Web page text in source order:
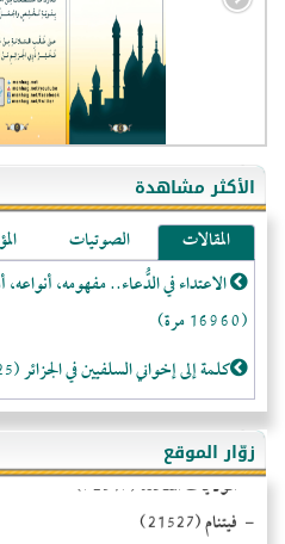
الأكثر مشاهدة
المقالات الصوتيات
الاعتداء في الدُّعاء.. مفهومه، أنواعه،
(16960 مرة)
كلمة إلى إخواني السلفيين في الجزائر (14925 مرة)
لا تتَّبعوا عورات الـمسلمين (13374 مرة)
المَرْأَةُ وَالْحُقُوقُ الْمَزْعُوَمَةُ (12483 مرة)
الـنـُّصـيريَّـة الحقيقة والواقع (10987 مرة)
زوّار الموقع
- الجزائر (94601)
- الولايات المتحدة (72317)
- فيتنام (21527)